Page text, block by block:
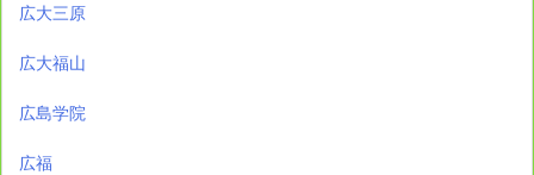
広大三原
広大福山
広島学院
広福